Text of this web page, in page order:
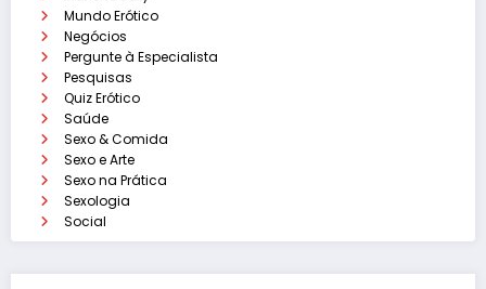
Mundo Erótico
Negócios
Pergunte à Especialista
Pesquisas
Quiz Erótico
Saúde
Sexo & Comida
Sexo e Arte
Sexo na Prática
Sexologia
Social